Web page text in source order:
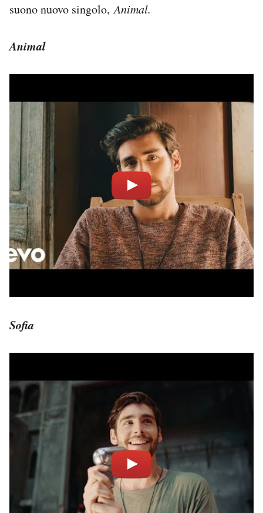
suono nuovo singolo,Animal.
Animal
Sofia